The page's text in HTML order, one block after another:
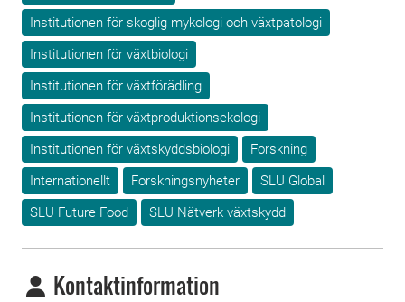
Institutionen för skoglig mykologi och växtpatologi
Institutionen för växtbiologi
Institutionen för växtförädling
Institutionen för växtproduktionsekologi
Institutionen för växtskyddsbiologi
Forskning
Internationellt
Forskningsnyheter
SLU Global
SLU Future Food
SLU Nätverk växtskydd
Kontaktinformation